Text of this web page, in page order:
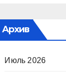
Архив
Июль 2026